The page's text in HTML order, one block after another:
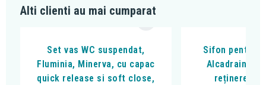
Alti clienti au mai cumparat
Set vas WC suspendat,
Fluminia, Minerva, cu capac
quick release si soft close,
Sifon pentru
Alcadrain, cu
reținere a